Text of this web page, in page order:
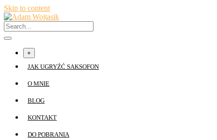
Skip to content
+
JAK UGRYŹĆ SAKSOFON
O MNIE
BLOG
KONTAKT
DO POBRANIA